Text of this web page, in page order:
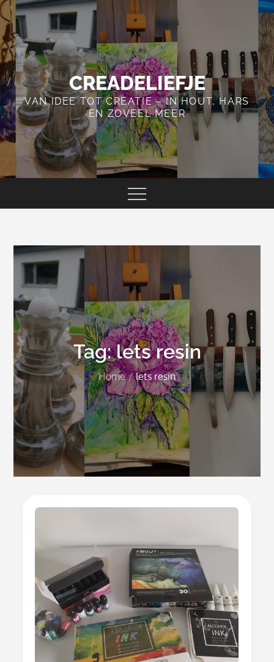
Skip
to
content
CREADELIEFJE
VAN IDEE TOT CREATIE – IN HOUT, HARS
EN ZOVEEL MEER
Tag:lets resin
Home lets resin